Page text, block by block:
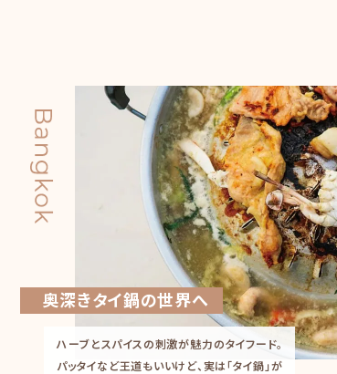
奥深きタイ鍋の世界へ
ハーブとスパイスの刺激が魅力のタイフード。
パッタイなど王道もいいけど、実は「タイ鍋」が